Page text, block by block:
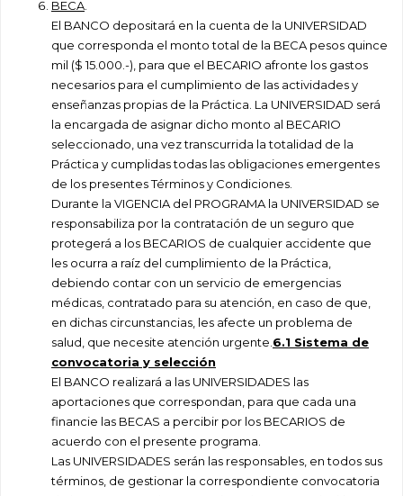
BECA
El BANCO depositará en la cuenta de la UNIVERSIDAD
que corresponda el monto total de la BECA pesos quince
mil ($ 15.000.-), para que el BECARIO afronte los gastos
necesarios para el cumplimiento de las actividades y
enseñanzas propias de la Práctica. La UNIVERSIDAD será
la encargada de asignar dicho monto al BECARIO
seleccionado, una vez transcurrida la totalidad de la
Práctica y cumplidas todas las obligaciones emergentes
de los presentes Términos y Condiciones.
Durante la VIGENCIA del PROGRAMA la UNIVERSIDAD se
responsabiliza por la contratación de un seguro que
protegerá a los BECARIOS de cualquier accidente que
les ocurra a raíz del cumplimiento de la Práctica,
debiendo contar con un servicio de emergencias
médicas, contratado para su atención, en caso de que,
en dichas circunstancias, les afecte un problema de
salud, que necesite atención urgente. 6.1 Sistema de
convocatoria y selección
El BANCO realizará a las UNIVERSIDADES las
aportaciones que correspondan, para que cada una
financie las BECAS a percibir por los BECARIOS de
acuerdo con el presente programa.
Las UNIVERSIDADES serán las responsables, en todos sus
términos, de gestionar la correspondiente convocatoria